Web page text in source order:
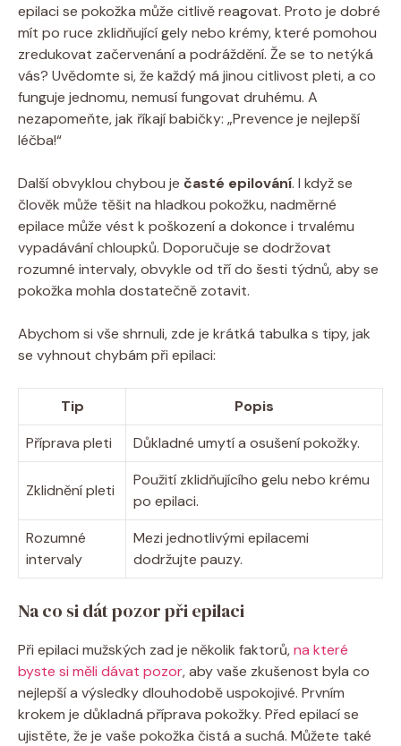
epilaci se pokožka může citlivě reagovat. Proto je dobré
mít po ruce zklidňující gely nebo krémy, které pomohou
zredukovat začervenání a podráždění. Že se to netýká
vás? Uvědomte si, že každý má jinou citlivost pleti, a co
funguje jednomu, nemusí fungovat druhému. A
nezapomeňte, jak říkají babičky: „Prevence je nejlepší
léčba!“
Další obvyklou chybou je časté epilování. I když se
člověk může těšit na hladkou pokožku, nadměrné
epilace může vést k poškození a dokonce i trvalému
vypadávání chloupků. Doporučuje se dodržovat
rozumné intervaly, obvykle od tří do šesti týdnů, aby se
pokožka mohla dostatečně zotavit.
Abychom si vše shrnuli, zde je krátká tabulka s tipy, jak
se vyhnout chybám při epilaci:
Tip
Popis
Příprava pleti
Důkladné umytí a osušení pokožky.
Zklidnění pleti
Použití zklidňujícího gelu nebo krému
po epilaci.
Rozumné
intervaly
Mezi jednotlivými epilacemi
dodržujte pauzy.
Na co si dát pozor při epilaci
Při epilaci mužských zad je několik faktorů,na které
byste si měli dávat pozor, aby vaše zkušenost byla co
nejlepší a výsledky dlouhodobě uspokojivé. Prvním
krokem je důkladná příprava pokožky. Před epilací se
ujistěte, že je vaše pokožka čistá a suchá. Můžete také